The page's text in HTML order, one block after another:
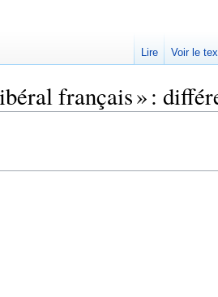
français » :
Lire Voir le